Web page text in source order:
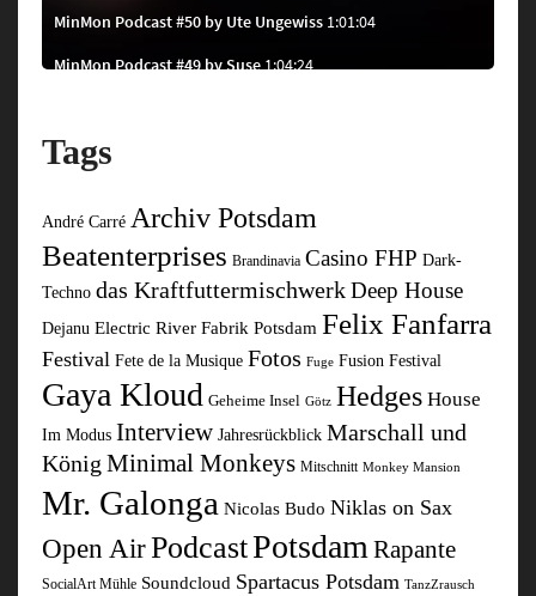
Tags
André Carré Archiv Potsdam
Beatenterprises Brandinavia Casino FHP Dark-
Techno das KraftfuttermischwerkDeep House
Dejanu Electric River Fabrik Potsdam Felix Fanfarra
Festival Fete de la Musique Fotos Fuge Fusion Festival
Gaya Kloud Geheime Insel Götz Hedges House
Im Modus Interview Jahresrückblick Marschall und
König Minimal Monkeys Mitschnitt Monkey Mansion
Mr. Galonga Nicolas Budo Niklas on Sax
Open AirPodcastPotsdam Rapante
SocialArt Mühle Soundcloud Spartacus Potsdam TanzZrausch